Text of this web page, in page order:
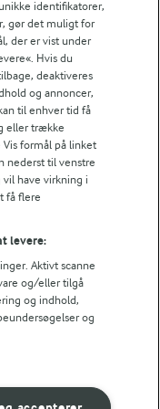
4 5
identifikatorer,
gør det muligt for
der er vist under
Hvis du
deaktiveres
og annoncer,
til enhver tid få
eller trække
formål på linket
nederst til venstre
vil have virkning i
få flere
levere:
Aktivt scanne
og/eller tilgå
og indhold,
og